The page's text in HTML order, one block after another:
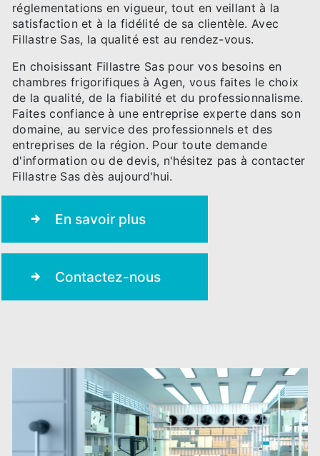
réglementations en vigueur, tout en veillant à la
satisfaction et à la fidélité de sa clientèle. Avec
Fillastre Sas, la qualité est au rendez-vous.
En choisissant Fillastre Sas pour vos besoins en
chambres frigorifiques à Agen, vous faites le choix
de la qualité, de la fiabilité et du professionnalisme.
Faites confiance à une entreprise experte dans son
domaine, au service des professionnels et des
entreprises de la région. Pour toute demande
d'information ou de devis, n'hésitez pas à contacter
Fillastre Sas dès aujourd'hui.
En savoir plus
Contactez-nous